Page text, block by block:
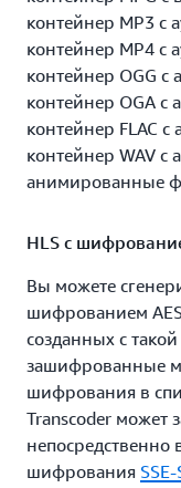
Сервис Amazon
субтитры. Показ
отображения
представляет
соответствующей
перевод на
Transcoder можно
формата в другой.
контейнер MP3 с
контейнер MP4 с
контейнер OGG с
контейнер OGA с
контейнер FLAC с
контейнер WAV с
анимированные
HLS с
Вы можете
шифрованием
созданных с
зашифрованные
шифрования в
Transcoder может
непосредственно
шифрования